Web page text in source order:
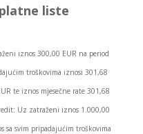
liste
iznos 300,00 EUR na period
troškovima iznosi 301,68
te iznos mjesečne rate 301,68
Uz zatraženi iznos 1.000,00
sa svim pripadajućim troškovima